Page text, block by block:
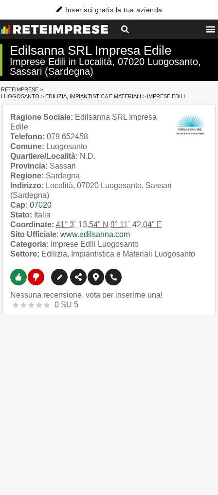
Inserisci gratis la tua azienda
Edilsanna SRL Impresa Edile
Imprese Edili in Località, 07020 Luogosanto,
Sassari (Sardegna)
RETEIMPRESE >
LUOGOSANTO > EDILIZIA, IMPIANTISTICA E MATERIALI > IMPRESE EDILI
Ragione Sociale: Edilsanna SRL Impresa
Edile
Telefono: 079 652458
Comune: Luogosanto
Quartiere/Località: N.D.
Provincia: Sassari
Regione: Sardegna
Indirizzo: Località, 07020 Luogosanto, Sassari
(Sardegna)
Cap: 07020
Stato: Italia
Coordinate: 41° 3´ 13.54" N 9° 11´ 42.04" E
Sito Ufficiale: www.edilsanna.com
Categoria: Imprese Edili Luogosanto
Settore: Edilizia, Impiantistica e Materiali Luogosanto
Nessuna recensione, vota per inserirne una!
0 SU 5